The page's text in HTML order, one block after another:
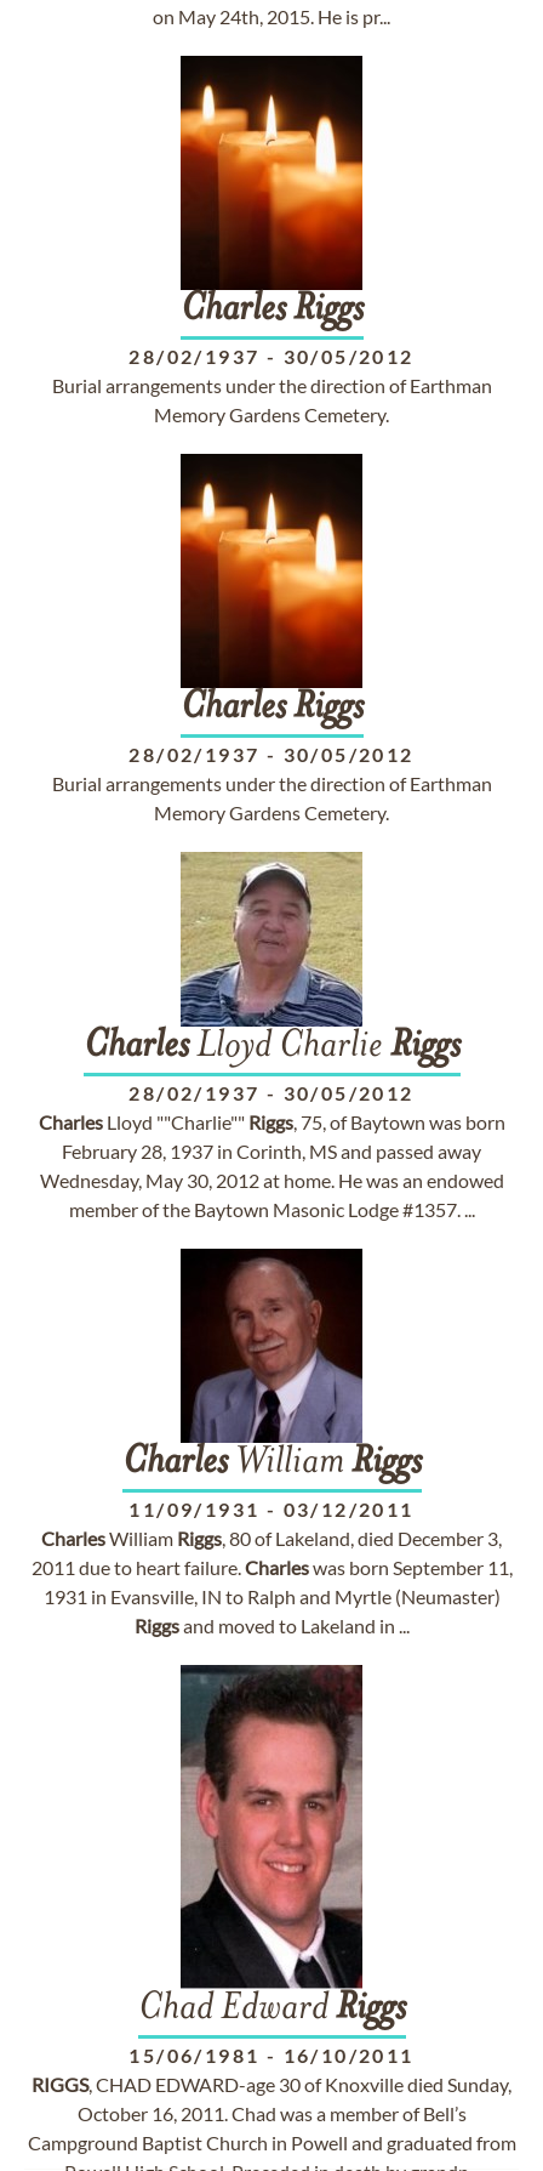
on May 24th, 2015. He is pr...
Charles Riggs
28/02/1937 - 30/05/2012
Burial arrangements under the direction of Earthman
Memory Gardens Cemetery.
Charles Riggs
28/02/1937 - 30/05/2012
Burial arrangements under the direction of Earthman
Memory Gardens Cemetery.
CharlesLloyd Charlie Riggs
28/02/1937 - 30/05/2012
CharlesLloyd ""Charlie"" Riggs, 75, of Baytown was born
February 28, 1937 in Corinth, MS and passed away
Wednesday, May 30, 2012 at home. He was an endowed
member of the Baytown Masonic Lodge #1357. ...
CharlesWilliam Riggs
11/09/1931 - 03/12/2011
CharlesWilliam Riggs, 80 of Lakeland, died December 3,
2011 due to heart failure.Charleswas born September 11,
1931 in Evansville, IN to Ralph and Myrtle (Neumaster)
Riggsand moved to Lakeland in ...
Chad EdwardRiggs
15/06/1981 - 16/10/2011
RIGGS, CHAD EDWARD-age 30 of Knoxville died Sunday,
October 16, 2011. Chad was a member of Bell’s
Campground Baptist Church in Powell and graduated from